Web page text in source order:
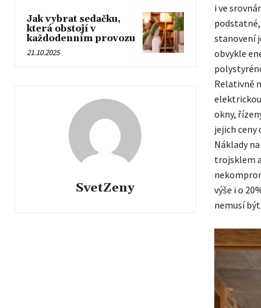
Jak vybrat sedačku,
která obstojí v
každodenním provozu
21.10.2025
SvetZeny
i ve
stanovení
obvykle
Relativně
okny,
jejich
Náklady
trojsklem
výše i o
nemusí